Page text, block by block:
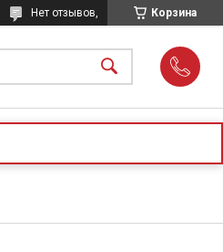
Корзина
Нет отзывов,